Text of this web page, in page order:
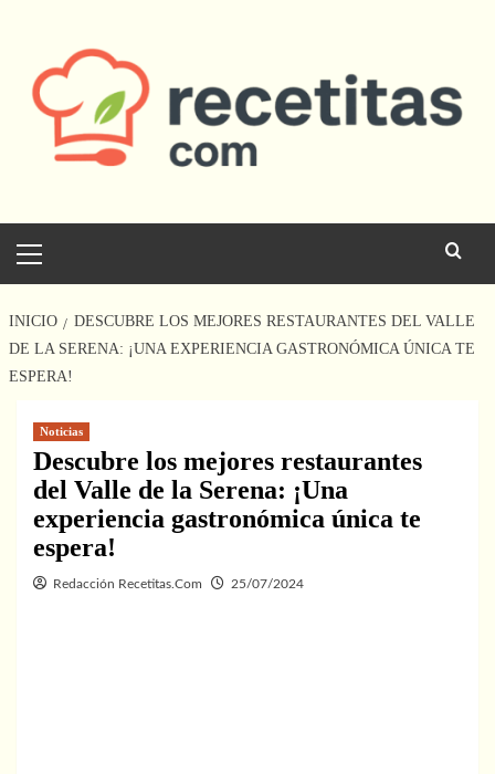
contenido
principal
INICIO
DESCUBRE LOS MEJORES RESTAURANTES DEL VALLE
DE LA SERENA: ¡UNA EXPERIENCIA GASTRONÓMICA ÚNICA TE
ESPERA!
Noticias
Descubre los mejores restaurantes
del Valle de la Serena: ¡Una
experiencia gastronómica única te
espera!
Redacción Recetitas.Com 25/07/2024